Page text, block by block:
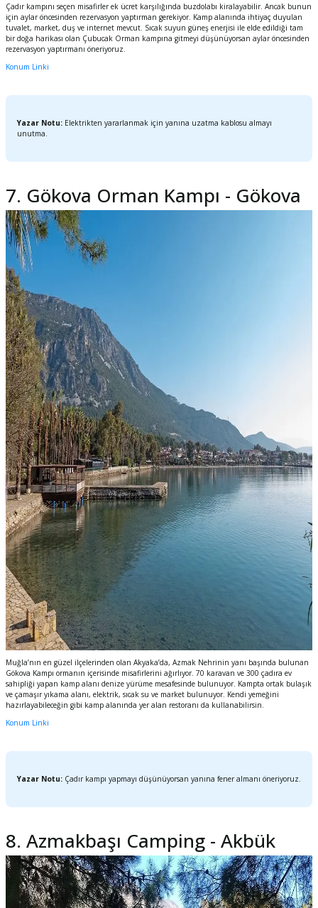
Çadır kampını seçen misafirler ek ücret karşılığında buzdolabı kiralayabilir. Ancak bunun
için aylar öncesinden rezervasyon yaptırman gerekiyor. Kamp alanında ihtiyaç duyulan
tuvalet, market, duş ve internet mevcut. Sıcak suyun güneş enerjisi ile elde edildiği tam
bir doğa harikası olan Çubucak Orman kampına gitmeyi düşünüyorsan aylar öncesinden
rezervasyon yaptırmanı öneriyoruz.
Konum Linki
Yazar Notu: Elektrikten yararlanmak için yanına uzatma kablosu almayı
unutma.
7. Gökova Orman Kampı - Gökova
Muğla’nın en güzel ilçelerinden olan Akyaka’da, Azmak Nehrinin yanı başında bulunan
Gökova Kampı ormanın içerisinde misafirlerini ağırlıyor. 70 karavan ve 300 çadıra ev
sahipliği yapan kamp alanı denize yürüme mesafesinde bulunuyor. Kampta ortak bulaşık
ve çamaşır yıkama alanı, elektrik, sıcak su ve market bulunuyor. Kendi yemeğini
hazırlayabileceğin gibi kamp alanında yer alan restoranı da kullanabilirsin.
Konum Linki
Yazar Notu: Çadır kampı yapmayı düşünüyorsan yanına fener almanı öneriyoruz.
8. Azmakbaşı Camping - Akbük